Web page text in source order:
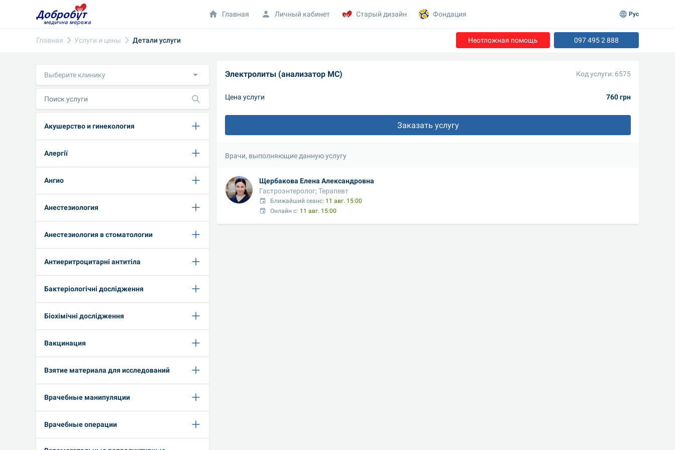
Главная Услуги и цены Детали услуги Неотложная помощь 097 495 2 888
Выберите клинику
Акушерство и гинекология
Алергії
Ангио
Анестезиология
Анестезиология в стоматологии
Антиеритроцитарні антитіла
Бактеріологічні дослідження
Біохімічні дослідження
Вакцинация
Взятие материала для исследований
Врачебные манипуляции
Врачебные операции
Электролиты (анализатор МС) Код услуги: 6575
Цена услуги 760 грн
Заказать услугу
Врачи, выполняющие данную услугу
Щербакова Елена Александровна
Гастроэнтеролог; Терапевт
Ближайший сеанс: 11 авг. 15:00
Онлайн с: 11 авг. 15:00
Главная Личный кабинет Старый дизайн Фондация Рус